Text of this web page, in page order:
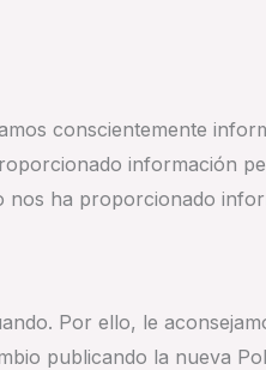
conscientemente
información
ha proporcionado
Por ello, le
publicando la nueva